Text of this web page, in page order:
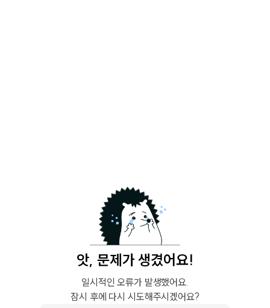
앗, 문제가 생겼어요!
일시적인 오류가 발생했어요.
잠시 후에 다시 시도해주시겠어요?